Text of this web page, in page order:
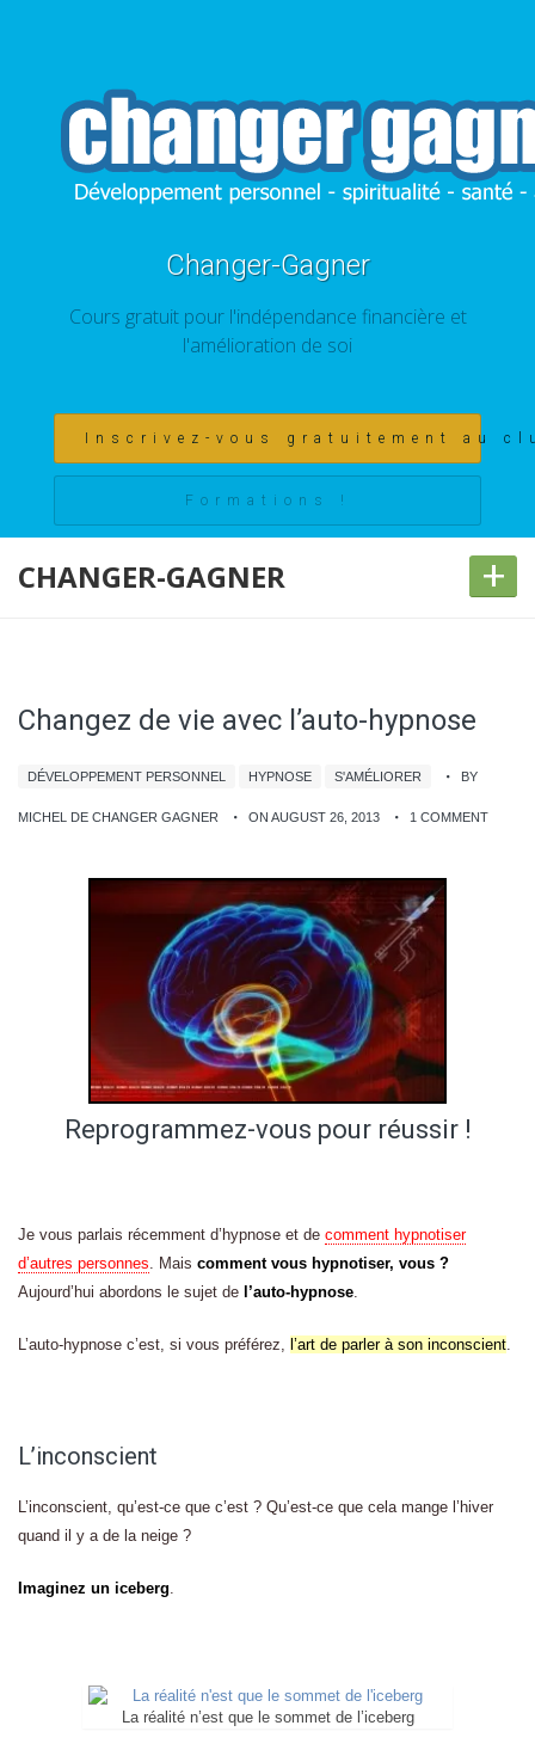
Changer-Gagner
Cours gratuit pour l'indépendance financière et
l'amélioration de soi
Inscrivez-vous gratuitement au
Formations !
CHANGER-GAGNER +
Changez de vie avec l’auto-hypnose
DÉVELOPPEMENT PERSONNEL HYPNOSE S'AMÉLIORER BY
MICHEL DE CHANGER GAGNER ON AUGUST 26, 2013 1 COMMENT
Reprogrammez-vous pour réussir !
Je vous parlais récemment d’hypnose et de comment hypnotiser
d’autres personnes . Mais comment vous hypnotiser, vous ?
Aujourd’hui abordons le sujet de l’auto-hypnose
L’auto-hypnose c’est, si vous préférez, l’art de parler à son inconscient
L’inconscient
L’inconscient, qu’est-ce que c’est ? Qu’est-ce que cela mange l’hiver
quand il y a de la neige ?
Imaginez un iceberg
La réalité n’est que le sommet de l’iceberg